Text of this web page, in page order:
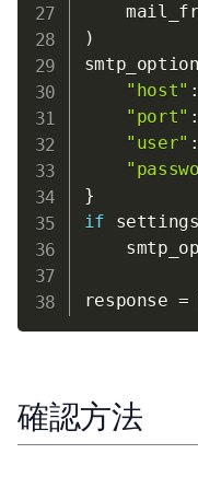
)
"host" :
"port" :
"user" :
}
if settings
response =
確認方法